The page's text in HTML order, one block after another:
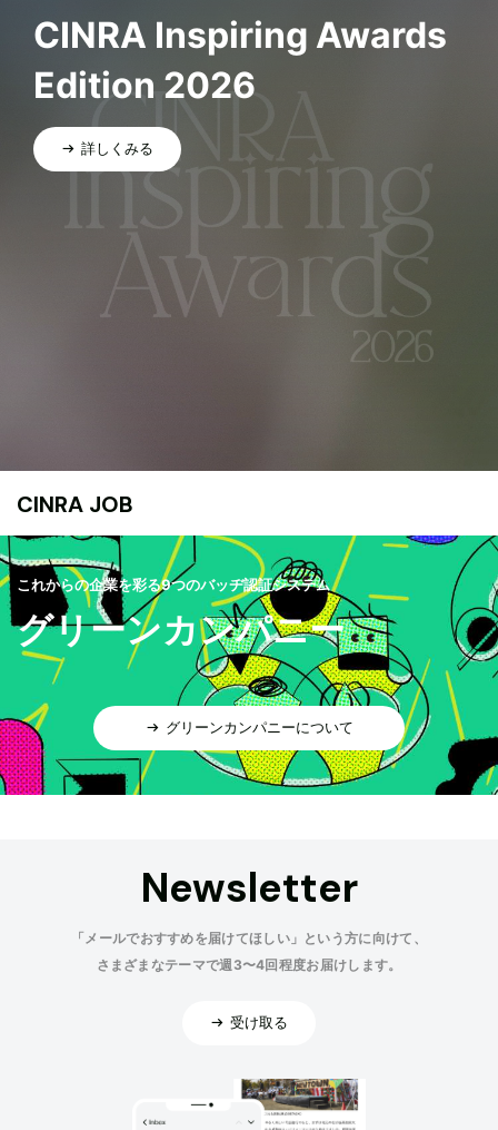
CINRA Inspiring Awards
Edition 2026
詳しくみる
CINRA JOB
これからの企業を彩る9つのバッヂ認証システム
グリーンカンパニー
グリーンカンパニーについて
Newsletter
「メールでおすすめを届けてほしい」という方に向けて、
さまざまなテーマで週3〜4回程度お届けします。
受け取る